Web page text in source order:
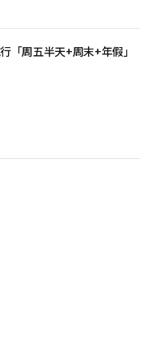
「周五半天+周末+年假」